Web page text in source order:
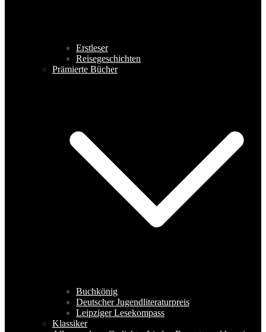
Erstleser
Reisegeschichten
Prämierte Bücher
Buchkönig
Deutscher Jugendliteraturpreis
Leipziger Lesekompass
Klassiker